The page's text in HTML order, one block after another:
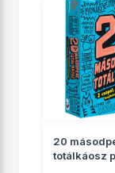
20
totálkáosz